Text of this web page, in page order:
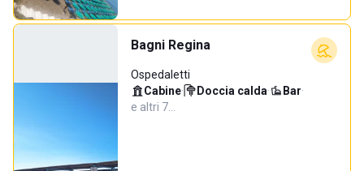
Bagni Regina
Ospedaletti
Cabine· Doccia calda· Bar·
e altri 7…